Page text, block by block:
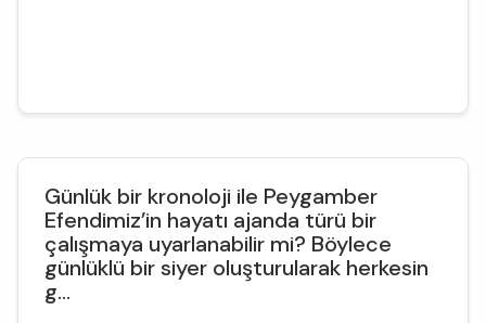
Günlük bir kronoloji ile Peygamber
Efendimiz’in hayatı ajanda türü bir
çalışmaya uyarlanabilir mi? Böylece
günlüklü bir siyer oluşturularak herkesin
g...